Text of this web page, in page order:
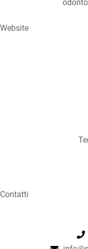
Website
Contatti